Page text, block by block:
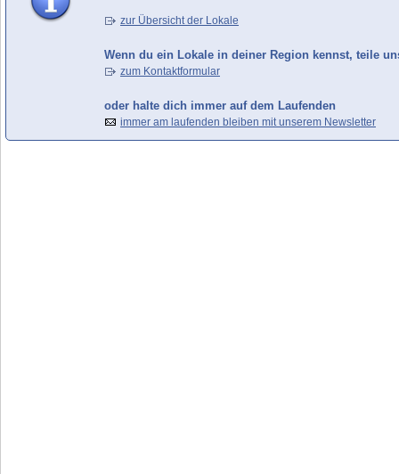
zur Übersicht der Lokale
Wenn du ein Lokale in deiner Region kennst, teile
zum Kontaktformular
oder halte dich immer auf dem Laufenden
immer am laufenden bleiben mit unserem Newsletter